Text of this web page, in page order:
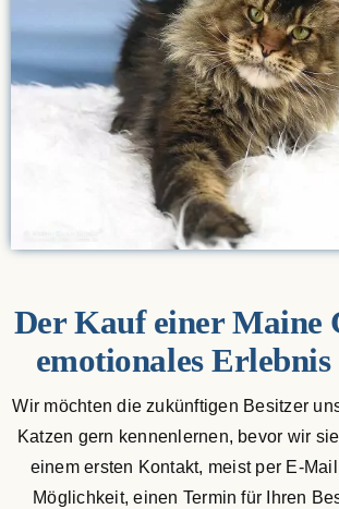
Der Kauf einer Maine
emotionales
Wir möchten die zukünftigen Besitzer
Katzen gern kennenlernen, bevor wir
einem ersten Kontakt, meist per E-
Möglichkeit, einen Termin für Ihren